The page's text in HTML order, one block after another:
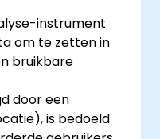
instrument
om te zetten in
bruikbare
door een
is bedoeld